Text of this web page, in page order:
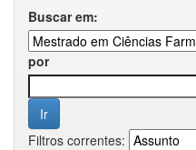
Buscar em:
por
Filtros correntes: